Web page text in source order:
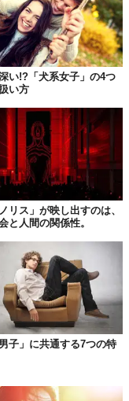
懸命
系女子。たとえば、
れば、「ごめんなさ
できる遠慮がちな性
ないほどの芯の強さ
ひたむきな姿は周囲
す。
い!?「犬系女子」の4つ
い方
リス」が映し出すのは、
と人間の関係性。
子」に共通する7つの特